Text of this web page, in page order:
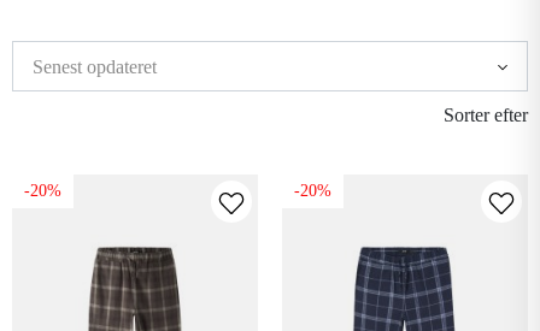
Sorter efter
-20% -20%